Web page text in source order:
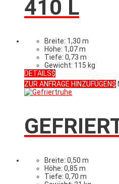
410 L
Breite: 1,30 m
Höhe: 1,07 m
Tiefe: 0,73 m
Gewicht: 115 kg
DETAILS
ZUR ANFRAGE HINZUFÜGEN
Breite: 0,50 m
Höhe: 0,85 m
Tiefe: 0,70 m